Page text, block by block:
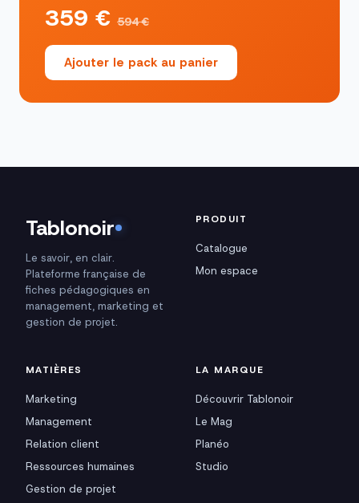
359 € 594 €
Ajouter le pack au panier
Tablonoir
Le savoir, en clair.
Plateforme française de
fiches pédagogiques en
management, marketing et
gestion de projet.
PRODUIT
Catalogue
Mon espace
MATIÈRES
Marketing
Management
Relation client
Ressources humaines
Gestion de projet
LA MARQUE
Découvrir Tablonoir
Le Mag
Planéo
Studio